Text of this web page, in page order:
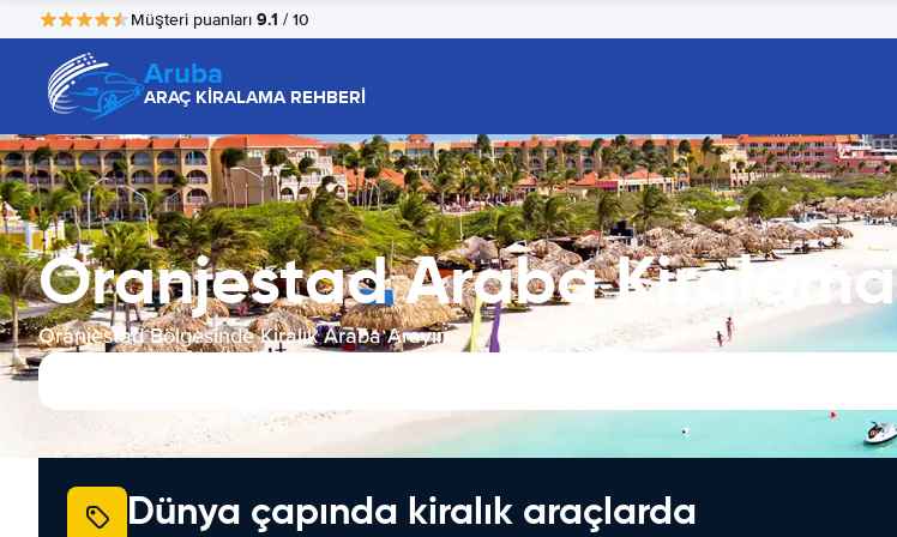
Müşteri puanları 9.1 / 10
Aruba
ARAÇ KİRALAMA REHBERİ
Oranjestad Araba Kiralama
Oranjestad Bölgesinde Kiralık Araba Arayın
Dünya çapında kiralık araçlarda